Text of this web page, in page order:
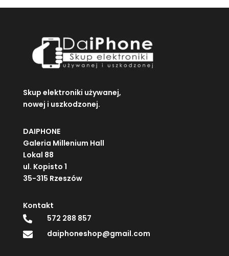
Skup elektroniki używanej,
nowej i uszkodzonej.
DAIPHONE
Galeria Millenium Hall
Lokal 88
ul. Kopisto 1
35-315 Rzeszów
Kontakt
 572 288 857
 daiphoneshop@gmail.com